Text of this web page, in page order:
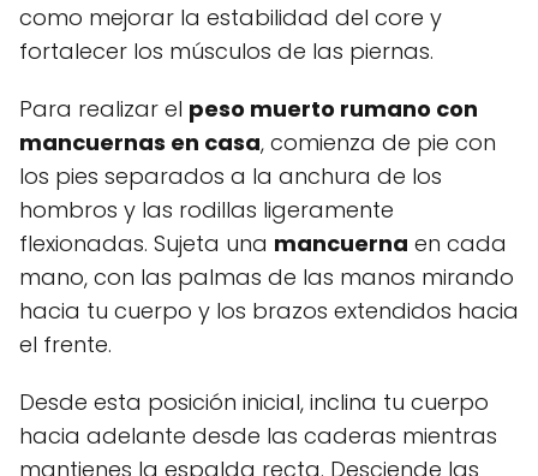
como mejorar la estabilidad del core y
fortalecer los músculos de las piernas.
Para realizar el peso muerto rumano con
mancuernas en casa, comienza de pie con
los pies separados a la anchura de los
hombros y las rodillas ligeramente
flexionadas. Sujeta una mancuerna en cada
mano, con las palmas de las manos mirando
hacia tu cuerpo y los brazos extendidos hacia
el frente.
Desde esta posición inicial, inclina tu cuerpo
hacia adelante desde las caderas mientras
mantienes la espalda recta. Desciende las